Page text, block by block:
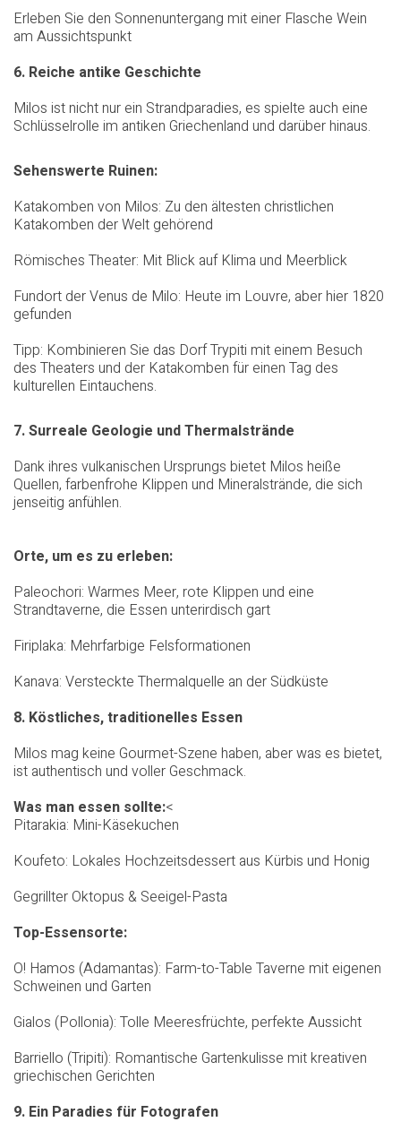
Erleben Sie den Sonnenuntergang mit einer Flasche Wein
am Aussichtspunkt
6. Reiche antike Geschichte
Milos ist nicht nur ein Strandparadies, es spielte auch eine
Schlüsselrolle im antiken Griechenland und darüber hinaus.
Sehenswerte Ruinen:
Katakomben von Milos: Zu den ältesten christlichen
Katakomben der Welt gehörend
Römisches Theater: Mit Blick auf Klima und Meerblick
Fundort der Venus de Milo: Heute im Louvre, aber hier 1820
gefunden
Tipp: Kombinieren Sie das Dorf Trypiti mit einem Besuch
des Theaters und der Katakomben für einen Tag des
kulturellen Eintauchens.
7. Surreale Geologie und Thermalstrände
Dank ihres vulkanischen Ursprungs bietet Milos heiße
Quellen, farbenfrohe Klippen und Mineralstrände, die sich
jenseitig anfühlen.
Orte, um es zu erleben:
Paleochori: Warmes Meer, rote Klippen und eine
Strandtaverne, die Essen unterirdisch gart
Firiplaka: Mehrfarbige Felsformationen
Kanava: Versteckte Thermalquelle an der Südküste
8. Köstliches, traditionelles Essen
Milos mag keine Gourmet-Szene haben, aber was es bietet,
ist authentisch und voller Geschmack.
Was man essen sollte:<
Pitarakia: Mini-Käsekuchen
Koufeto: Lokales Hochzeitsdessert aus Kürbis und Honig
Gegrillter Oktopus & Seeigel-Pasta
Top-Essensorte:
O! Hamos (Adamantas): Farm-to-Table Taverne mit eigenen
Schweinen und Garten
Gialos (Pollonia): Tolle Meeresfrüchte, perfekte Aussicht
Barriello (Tripiti): Romantische Gartenkulisse mit kreativen
griechischen Gerichten
9. Ein Paradies für Fotografen